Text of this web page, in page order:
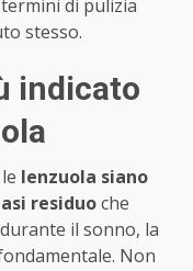
di pulizia
stesso.
indicato
lenzuola siano
residuoche
il sonno, la
Non